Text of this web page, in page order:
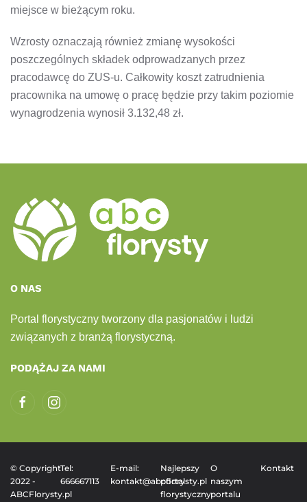
miejsce w bieżącym roku.
Wzrosty oznaczają również zmianę wysokości
poszczególnych składek odprowadzanych przez
pracodawcę do ZUS-u. Całkowity koszt zatrudnienia
pracownika na umowę o pracę będzie przy takim poziomie
wynagrodzenia wynosił 3.132,48 zł.
O NAS
Portal florystyczny tworzony dla pasjonatów i ludzi
związanych z branżą florystyczną.
PODĄŻAJ ZA NAMI
© Copyright
2022 -
ABCFlorysty.pl
Tel:
666667113
E-mail:
kontakt@abcflorysty.pl
Najlepszy
portal
florystyczny
O
naszym
portalu
Kontakt